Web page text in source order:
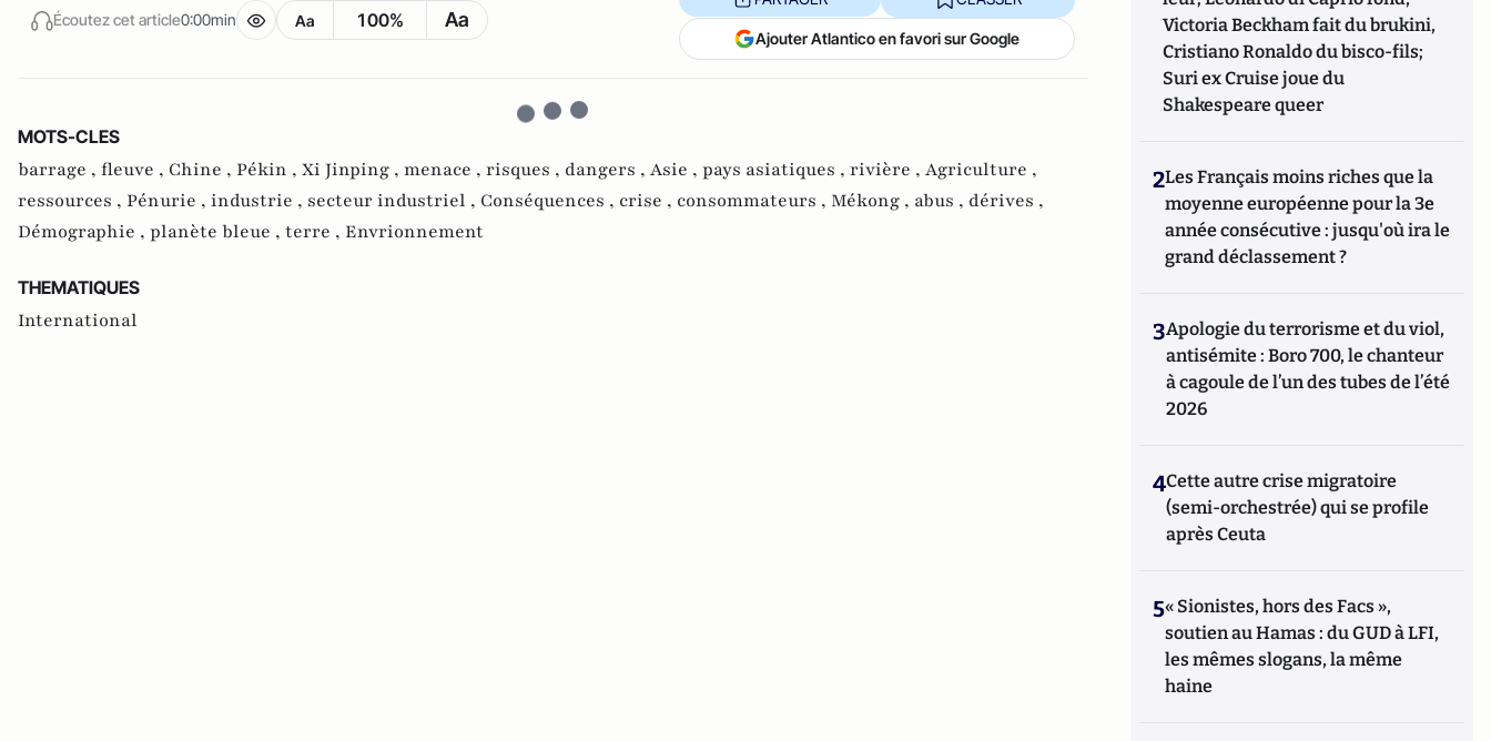
Écoutez cet article0:00min Aa 100% Aa
Ajouter Atlantico en favori sur Google
MOTS-CLES
barrage , fleuve , Chine , Pékin , Xi Jinping , menace , risques , dangers , Asie , pays asiatiques , rivière , Agriculture ,
ressources , Pénurie , industrie , secteur industriel , Conséquences , crise , consommateurs , Mékong , abus , dérives ,
Démographie , planète bleue , terre , Envrionnement
THEMATIQUES
International
Victoria Beckham fait du brukini,
Cristiano Ronaldo du bisco-fils;
Suri ex Cruise joue du
Shakespeare queer
2Les Français moins riches que la
moyenne européenne pour la 3e
année consécutive : jusqu'où ira le
grand déclassement ?
3Apologie du terrorisme et du viol,
antisémite : Boro 700, le chanteur
à cagoule de l’un des tubes de l’été
2026
4Cette autre crise migratoire
(semi-orchestrée) qui se profile
après Ceuta
5« Sionistes, hors des Facs »,
soutien au Hamas : du GUD à LFI,
les mêmes slogans, la même
haine